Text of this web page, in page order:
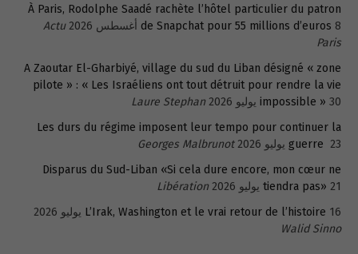
À Paris, Rodolphe Saadé rachète l’hôtel particulier du patron
de Snapchat pour 55 millions d’euros 8 أغسطس 2026
Actu
Paris
A Zaoutar El-Gharbiyé, village du sud du Liban désigné « zone
pilote » : « Les Israéliens ont tout détruit pour rendre la vie
impossible » 30 يوليو 2026
Laure Stephan
Les durs du régime imposent leur tempo pour continuer la
guerre 23 يوليو 2026
Georges Malbrunot
Disparus du Sud-Liban «Si cela dure encore, mon cœur ne
tiendra pas» 21 يوليو 2026
Libération
L’Irak, Washington et le vrai retour de l’histoire 16 يوليو 2026
Walid Sinno